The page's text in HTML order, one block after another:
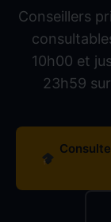
Conseillers
10h00 et
23h59